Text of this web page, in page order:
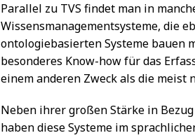
Parallel zu TVS findet man in
Wissensmanagementsysteme, die
ontologiebasierten Systeme bauen
besonderes Know-how für das
einem anderen Zweck als die
Neben ihrer großen Stärke in
haben diese Systeme im